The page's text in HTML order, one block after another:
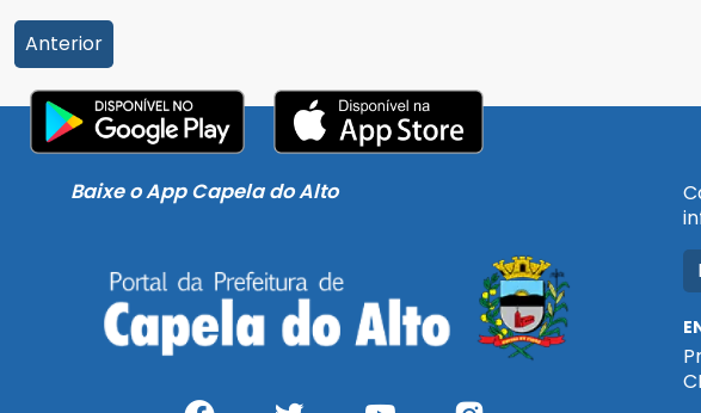
Anterior
Baixe o App Capela do Alto